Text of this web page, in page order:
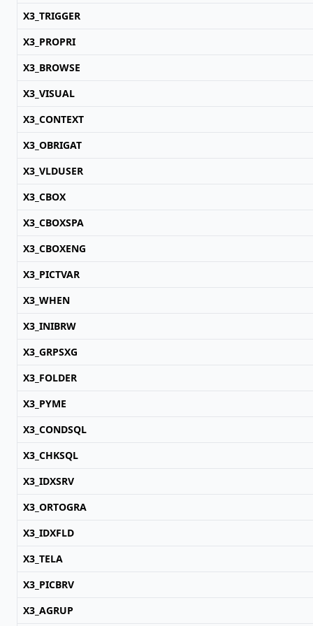
X3_TRIGGER
X3_PROPRI
X3_BROWSE
X3_VISUAL
X3_CONTEXT
X3_OBRIGAT
X3_VLDUSER
X3_CBOX
X3_CBOXSPA
X3_CBOXENG
X3_PICTVAR
X3_WHEN
X3_INIBRW
X3_GRPSXG
X3_FOLDER
X3_PYME
X3_CONDSQL
X3_CHKSQL
X3_IDXSRV
X3_ORTOGRA
X3_IDXFLD
X3_TELA
X3_PICBRV
X3_AGRUP